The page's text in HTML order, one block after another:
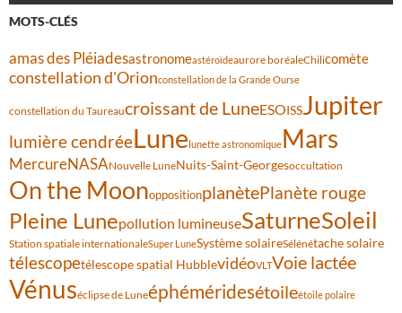
MOTS-CLÉS
amas des Pléiadesastronomeastéroïdeaurore boréaleChilicomète
constellation d'Orionconstellation de la Grande Ourse
constellation du Taureaucroissant de LuneESOISSJupiter
lumière cendréeLunelunette astronomiqueMars
MercureNASANouvelle LuneNuits-Saint-Georgesoccultation
On the MoonoppositionplanètePlanète rouge
Pleine Lunepollution lumineuseSaturneSoleil
Station spatiale internationaleSuper LuneSystème solaireSélénétache solaire
télescopetélescope spatial HubblevidéoVLTVoie lactée
Vénuséclipse de Luneéphéméridesétoileétoile polaire